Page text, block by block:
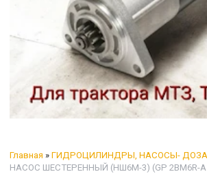
Главная » ГИДРОЦИЛИНДРЫ, НАСОСЫ-
НАСОС ШЕСТЕРЕННЫЙ (НШ6М-3) (GP 2BM6R-